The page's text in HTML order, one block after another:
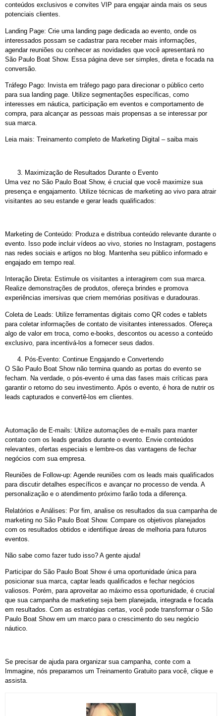
conteúdos exclusivos e convites VIP para engajar ainda mais os seus
potenciais clientes.
Landing Page: Crie uma landing page dedicada ao evento, onde os
interessados possam se cadastrar para receber mais informações,
agendar reuniões ou conhecer as novidades que você apresentará no
São Paulo Boat Show. Essa página deve ser simples, direta e focada na
conversão.
Tráfego Pago: Invista em tráfego pago para direcionar o público certo
para sua landing page. Utilize segmentações específicas, como
interesses em náutica, participação em eventos e comportamento de
compra, para alcançar as pessoas mais propensas a se interessar por
sua marca.
Leia mais: Treinamento completo de Marketing Digital – saiba mais
Maximização de Resultados Durante o Evento
Uma vez no São Paulo Boat Show, é crucial que você maximize sua
presença e engajamento. Utilize técnicas de marketing ao vivo para atrair
visitantes ao seu estande e gerar leads qualificados:
Marketing de Conteúdo: Produza e distribua conteúdo relevante durante o
evento. Isso pode incluir vídeos ao vivo, stories no Instagram, postagens
nas redes sociais e artigos no blog. Mantenha seu público informado e
engajado em tempo real.
Interação Direta: Estimule os visitantes a interagirem com sua marca.
Realize demonstrações de produtos, ofereça brindes e promova
experiências imersivas que criem memórias positivas e duradouras.
Coleta de Leads: Utilize ferramentas digitais como QR codes e tablets
para coletar informações de contato de visitantes interessados. Ofereça
algo de valor em troca, como e-books, descontos ou acesso a conteúdo
exclusivo, para incentivá-los a fornecer seus dados.
Pós-Evento: Continue Engajando e Convertendo
O São Paulo Boat Show não termina quando as portas do evento se
fecham. Na verdade, o pós-evento é uma das fases mais críticas para
garantir o retorno do seu investimento. Após o evento, é hora de nutrir os
leads capturados e convertê-los em clientes.
Automação de E-mails: Utilize automações de e-mails para manter
contato com os leads gerados durante o evento. Envie conteúdos
relevantes, ofertas especiais e lembre-os das vantagens de fechar
negócios com sua empresa.
Reuniões de Follow-up: Agende reuniões com os leads mais qualificados
para discutir detalhes específicos e avançar no processo de venda. A
personalização e o atendimento próximo farão toda a diferença.
Relatórios e Análises: Por fim, analise os resultados da sua campanha de
marketing no São Paulo Boat Show. Compare os objetivos planejados
com os resultados obtidos e identifique áreas de melhoria para futuros
eventos.
Não sabe como fazer tudo isso? A gente ajuda!
Participar do São Paulo Boat Show é uma oportunidade única para
posicionar sua marca, captar leads qualificados e fechar negócios
valiosos. Porém, para aproveitar ao máximo essa oportunidade, é crucial
que sua campanha de marketing seja bem planejada, integrada e focada
em resultados. Com as estratégias certas, você pode transformar o São
Paulo Boat Show em um marco para o crescimento do seu negócio
náutico.
Se precisar de ajuda para organizar sua campanha, conte com a
Immagine, nós preparamos um Treinamento Gratuito para você, clique e
assista.